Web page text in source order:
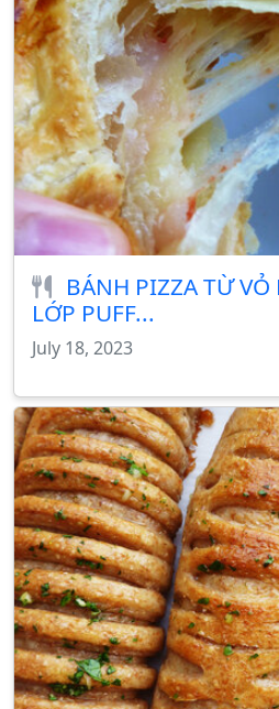
BÁNH PIZZA TỪ
LỚP PUFF...
July 18, 2023